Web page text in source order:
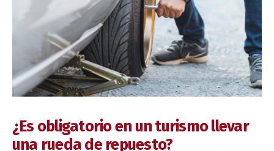
¿Es obligatorio en un turismo llevar
una rueda de repuesto?